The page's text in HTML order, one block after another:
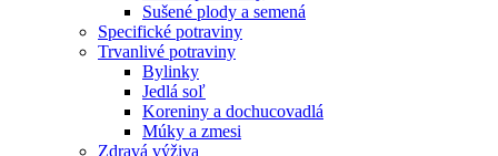
Sušené plody a semená
Specifické potraviny
Trvanlivé potraviny
Bylinky
Jedlá soľ
Koreniny a dochucovadlá
Múky a zmesi
Zdravá výživa